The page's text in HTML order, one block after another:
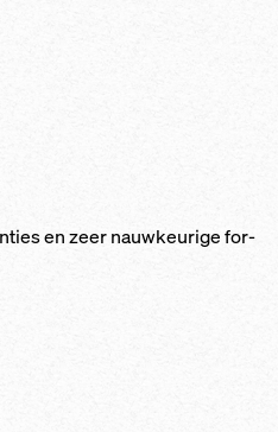
en zeer nauw­keu­ri­ge for­